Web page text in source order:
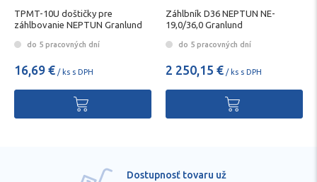
TPMT-10U doštičky pre
záhlbovanie NEPTUN Granlund
do 5 pracovných dní
16,69 € / ks s DPH
Záhlbník D36 NEPTUN NE-
19,0/36,0 Granlund
do 5 pracovných dní
2 250,15 € / ks s DPH
Dostupnosť tovaru už